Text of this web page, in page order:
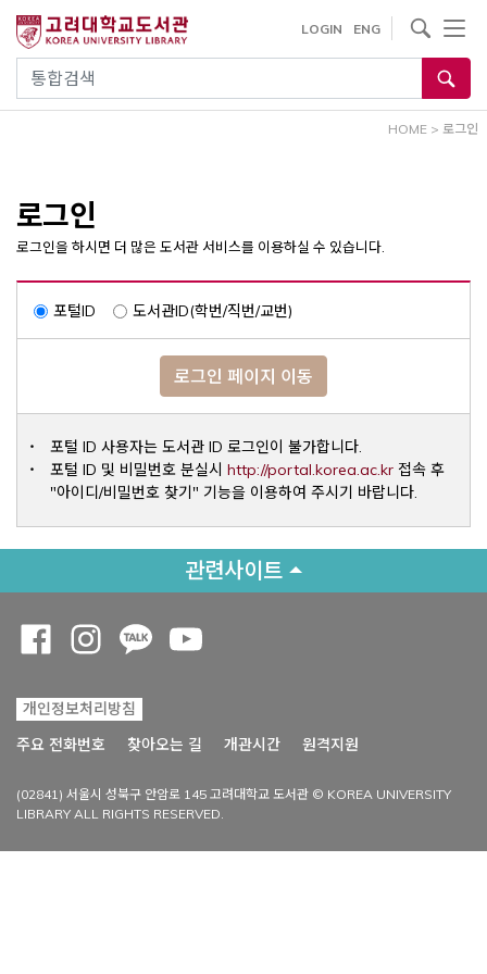
건
통합검색
LOGIN ENG
사이트내 검색
HOME > 로그인
로그인
로그인을 하시면 더 많은 도서관 서비스를 이용하실 수 있습니다.
포털ID 도서관ID(학번/직번/교번)
로그인 페이지 이동
포털 ID 사용자는 도서관 ID 로그인이 불가합니다.
포털 ID 및 비밀번호 분실시 http://portal.korea.ac.krOpens a
접속 후
"아이디/비밀번호 찾기" 기능을 이용하여 주시기 바랍니다.
관련사이트
개인정보처리방침
주요 전화번호
찾아오는 길 개관시간 원격지원
(02841) 서울시 성북구 안암로 145 고려대학교 도서관 © KOREA UNIVERSITY
LIBRARY ALL RIGHTS RESERVED.
Opens a new window
Opens a new window
Opens a new window